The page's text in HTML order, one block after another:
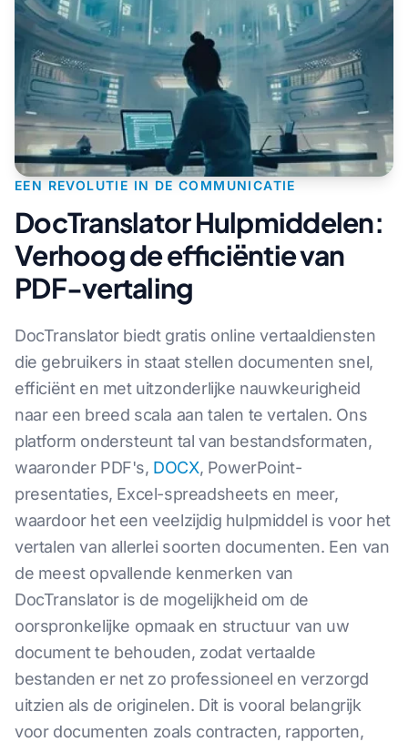
EEN REVOLUTIE IN DE COMMUNICATIE
DocTranslator Hulpmiddelen:
Verhoog de efficiëntie van
PDF-vertaling
DocTranslator biedt gratis online vertaaldiensten
die gebruikers in staat stellen documenten snel,
efficiënt en met uitzonderlijke nauwkeurigheid
naar een breed scala aan talen te vertalen. Ons
platform ondersteunt tal van bestandsformaten,
waaronder PDF's, DOCX, PowerPoint-
presentaties, Excel-spreadsheets en meer,
waardoor het een veelzijdig hulpmiddel is voor het
vertalen van allerlei soorten documenten. Een van
de meest opvallende kenmerken van
DocTranslator is de mogelijkheid om de
oorspronkelijke opmaak en structuur van uw
document te behouden, zodat vertaalde
bestanden er net zo professioneel en verzorgd
uitzien als de originelen. Dit is vooral belangrijk
voor documenten zoals contracten, rapporten,